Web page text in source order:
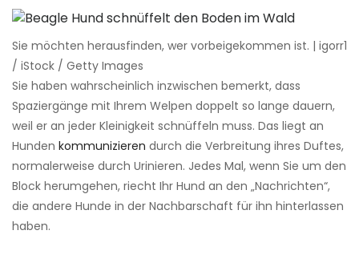
Sie möchten herausfinden, wer vorbeigekommen ist. | igorr1
/ iStock / Getty Images
Sie haben wahrscheinlich inzwischen bemerkt, dass
Spaziergänge mit Ihrem Welpen doppelt so lange dauern,
weil er an jeder Kleinigkeit schnüffeln muss. Das liegt an
Hunden kommunizieren durch die Verbreitung ihres Duftes,
normalerweise durch Urinieren. Jedes Mal, wenn Sie um den
Block herumgehen, riecht Ihr Hund an den „Nachrichten“,
die andere Hunde in der Nachbarschaft für ihn hinterlassen
haben.